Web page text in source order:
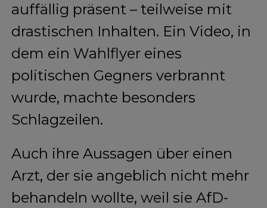
auffällig präsent – teilweise mit
drastischen Inhalten. Ein Video, in
dem ein Wahlflyer eines
politischen Gegners verbrannt
wurde, machte besonders
Schlagzeilen.
Auch ihre Aussagen über einen
Arzt, der sie angeblich nicht mehr
behandeln wollte, weil sie AfD-